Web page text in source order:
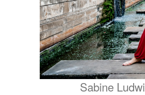
Sabine